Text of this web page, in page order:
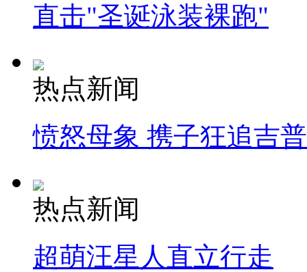
直击"圣诞泳装裸跑"
热点新闻
愤怒母象 携子狂追吉
热点新闻
超萌汪星人直立行走